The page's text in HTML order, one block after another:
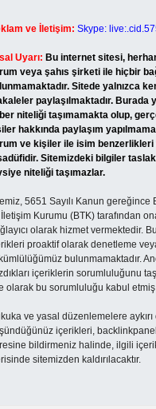
ve İletişim: Skype:
Uyarı: Bu internet sitesi,
veya şahıs şirketi ile hiçbir
Sitede yalnızca
paylaşılmaktadır. Burada
niteliği taşımamakta olup,
hakkında paylaşım
ve kişiler ile isim benzerlikleri
Sitemizdeki bilgiler
niteliği taşımazlar.
5651 Sayılı Kanun gereğince
Kurumu (BTK) tarafından
olarak hizmet vermektedir.
proaktif olarak denetleme
bulunmamaktadır.
içeriklerin sorumluluğunu
olarak bu sorumluluğu kabul etmiş
ve yasal düzenlemelere
içerikleri,
bildirmeniz halinde, ilgili
sitemizden kaldırılacaktır.